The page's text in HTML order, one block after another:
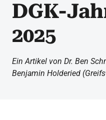
DGK-
2025
Ein Artikel von Dr. Ben
Benjamin Holderied